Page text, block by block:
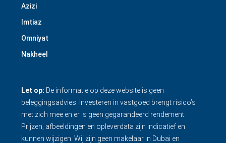
Azizi
Imtiaz
Omniyat
Nakheel
Let op: De informatie op deze website is geen
beleggingsadvies. Investeren in vastgoed brengt risico’s
met zich mee en er is geen gegarandeerd rendement.
Prijzen, afbeeldingen en opleverdata zijn indicatief en
kunnen wijzigen. Wij zijn geen makelaar in Dubai en